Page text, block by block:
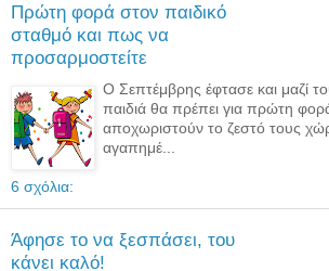
Πρώτη φορά στον παιδικό
σταθμό και πως να
προσαρμοστείτε
Ο Σεπτέμβρης έφτασε και μαζί
παιδιά θα πρέπει για πρώτη
αποχωριστούν το ζεστό τους
αγαπημέ...
6 σχόλια:
Άφησε το να ξεσπάσει, του
κάνει καλό!